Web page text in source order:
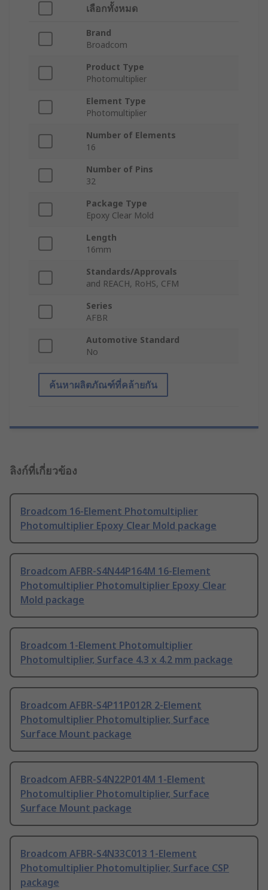
เลือกทั้งหมด
Brand
Broadcom
Product Type
Photomultiplier
Element Type
Photomultiplier
Number of Elements
16
Number of Pins
32
Package Type
Epoxy Clear Mold
Length
16mm
Standards/Approvals
and REACH, RoHS, CFM
Series
AFBR
Automotive Standard
No
ค้นหาผลิตภัณฑ์ที่คล้ายกัน
ลิงก์ที่เกี่ยวข้อง
Broadcom 16-Element Photomultiplier
Photomultiplier Epoxy Clear Mold package
Broadcom AFBR-S4N44P164M 16-Element
Photomultiplier Photomultiplier Epoxy Clear
Mold package
Broadcom 1-Element Photomultiplier
Photomultiplier, Surface 4.3 x 4.2 mm package
Broadcom AFBR-S4P11P012R 2-Element
Photomultiplier Photomultiplier, Surface
Surface Mount package
Broadcom AFBR-S4N22P014M 1-Element
Photomultiplier Photomultiplier, Surface
Surface Mount package
Broadcom AFBR-S4N33C013 1-Element
Photomultiplier Photomultiplier, Surface CSP
package